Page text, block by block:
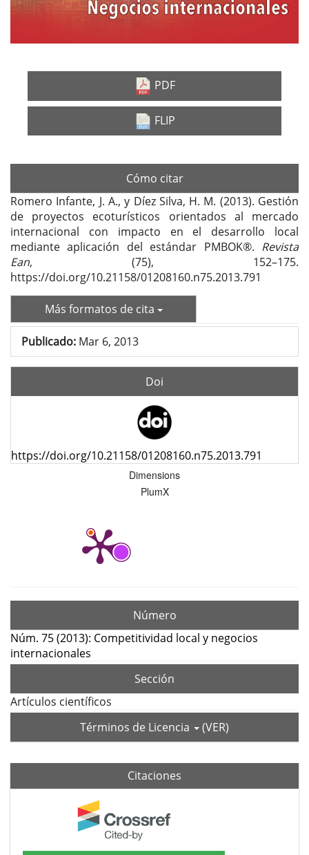
PDF
FLIP
Cómo citar
Romero Infante, J. A., y Díez Silva, H. M. (2013). Gestión
de proyectos ecoturísticos orientados al mercado
internacional con impacto en el desarrollo local
mediante aplicación del estándar PMBOK®. Revista
Ean, (75), 152–175.
https://doi.org/10.21158/01208160.n75.2013.791
Más formatos de cita
Publicado: Mar 6, 2013
Doi
https://doi.org/10.21158/01208160.n75.2013.791
Dimensions
PlumX
Número
Núm. 75 (2013): Competitividad local y negocios
internacionales
Sección
Artículos científicos
Términos de Licencia
(VER)
Citaciones